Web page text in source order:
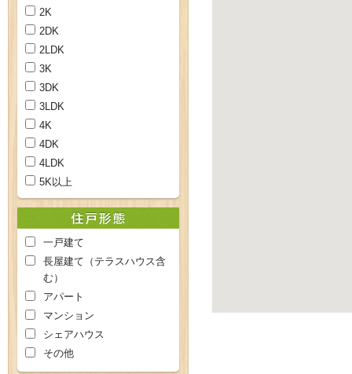
2K
2DK
2LDK
3K
3DK
3LDK
4K
4DK
4LDK
5K以上
一戸建て
長屋建て（テラスハウス含
む）
アパート
マンション
シェアハウス
その他